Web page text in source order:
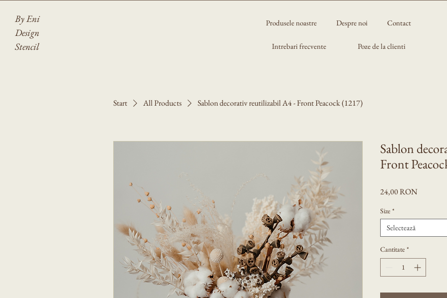
By Eni
Design
Stencil
Produsele noastre Despre noi Contact
Intrebari frecvente Poze de la clienti
Start All Products Sablon decorativ reutilizabil A4 - Front Peacock (1217)
Sablon
Front
24,00 RONPreț
Size *
Selectează
Cantitate *